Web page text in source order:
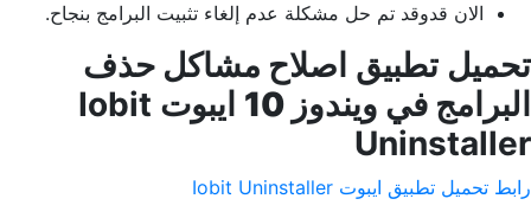
الان قدوقد تم حل مشكلة عدم إلغاء تثبيت البرامج بنجاح.
تحميل تطبيق اصلاح مشاكل حذف
البرامج في ويندوز 10
ايبوت Iobit
Uninstaller
رابط تحميل تطبيق ايبوت Iobit Uninstaller